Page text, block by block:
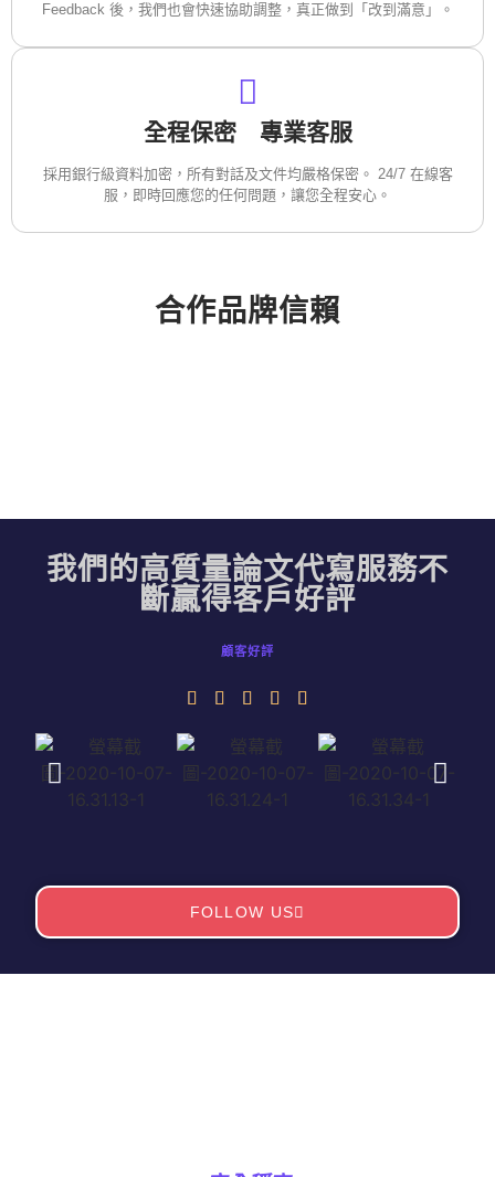
Feedback 後，我們也會快速協助調整，真正做到「改到滿意」。
全程保密 專業客服
採用銀行級資料加密，所有對話及文件均嚴格保密。 24/7 在線客
服，即時回應您的任何問題，讓您全程安心。
合作品牌信賴
我們的高質量論文代寫服務不
斷贏得客戶好評
顧客好評
FOLLOW US